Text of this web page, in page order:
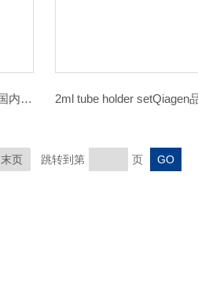
基质胶 356237corning的生物试剂的国内代理
末页 跳转到第 页